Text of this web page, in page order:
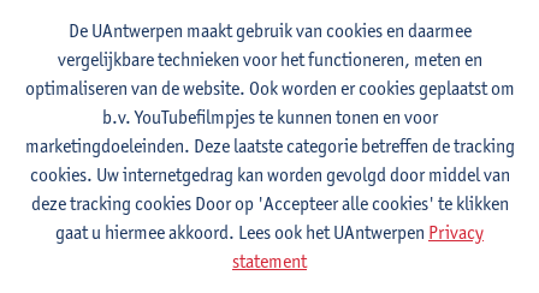
1E SEM
studiepunten
Lesgever(s):
Jan Sijbers
Algemene chemie m.i.v. labovaardigheden
1E SEM
7studiepunten
Lesgever(s):
Frank Blockhuys Christophe De Bie
Studium generale in de biomedische wetenschappen deel
1: onderzoek in de levenswetenschappen
De UAntwerpen maakt gebruik van cookies en daarmee
vergelijkbare technieken voor het functioneren, meten en
optimaliseren van de website. Ook worden er cookies geplaatst om
b.v. YouTubefilmpjes te kunnen tonen en voor
marketingdoeleinden. Deze laatste categorie betreffen de tracking
cookies. Uw internetgedrag kan worden gevolgd door middel van
deze tracking cookies Door op 'Accepteer alle cookies' te klikken
gaat u hiermee akkoord. Lees ook het UAntwerpen Privacy
statement